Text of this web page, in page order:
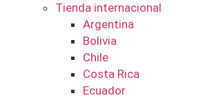
Tienda internacional
Argentina
Bolivia
Chile
Costa Rica
Ecuador